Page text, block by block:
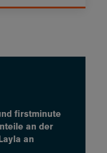
firstminute
an der
an